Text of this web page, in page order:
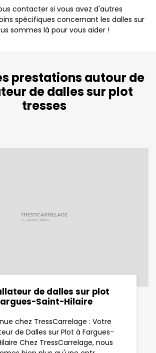
contacter si vous avez d'autres
spécifiques concernant les dalles sur
sommes là pour vous aider !
prestations autour de
de dalles sur plot
tresses
de dalles sur plot
Saint-Hilaire
chez TressCarrelage : Votre
de Dalles sur Plot à Fargues-
Chez TressCarrelage, nous